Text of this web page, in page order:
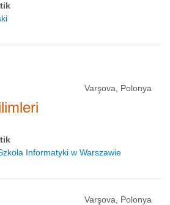
Varşova, Polonya
Informatyki w Warszawie
Varşova, Polonya